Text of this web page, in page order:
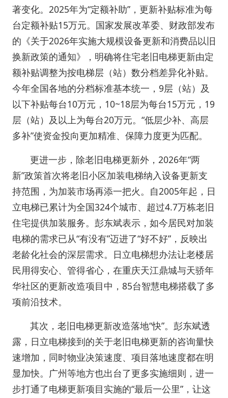
著变化。2025年为“定额补助”，更新补贴标准为每
台定额补贴15万元。国家发展改革委、财政部发布
的《关于2026年实施大规模设备更新和消费品以旧
换新政策的通知》，明确将住宅老旧电梯更新由定
额补贴调整为按电梯层（站）数分档差异化补贴。
今年全国各地的分档标准基本统一，9层（站）及
以下补贴每台10万元，10~18层为每台15万元，19
层（站）及以上为每台20万元。“低层少补、高层
多补”使资金投向更加精准、保障力度更为匹配。
更进一步，除老旧电梯更新外，2026年“两
新”政策首次将老旧小区加装电梯纳入设备更新支
持范围，为加装市场再添一把火。自2005年起，日
立电梯已累计为全国324个城市、超过4.7万栋老旧
住宅提供加装服务。彭东斌表示，如今居民对加装
电梯的需求已从“有没有”迈进了“好不好”，反映出
老龄化社会的深层需求。日立电梯想办法让老楼居
民用得安心、管得省心，在重庆天江鼎城与天骄年
华社区的更新改造项目中，85台智慧电梯搭载了多
项前沿技术。
其次，老旧电梯更新改造落地“快”。彭东斌透
露，日立电梯接到的关于老旧电梯更新的咨询量快
速增加，同时物业决策速度、项目落地速度都在明
显加快。广州等地方也出台了更多实施细则，进一
步打通了电梯更新项目实施的“最后一公里”，让这